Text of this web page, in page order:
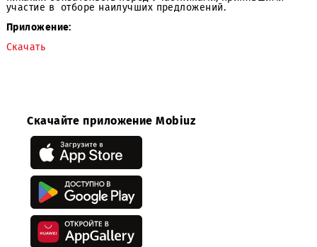
кабинетыне позднее срока, указанного в объявлении
проведении электронного отбора, по
ссылке:
Приложение:
Скачать
Скачайте приложение Mobiuz